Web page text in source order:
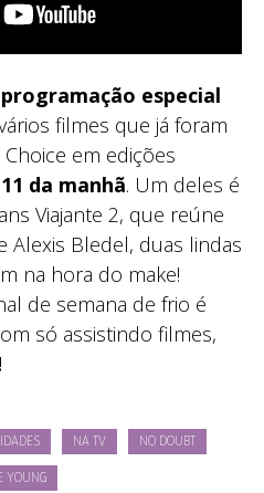
programação especial
filmes que já foram
em edições
da manhã. Um deles é
Viajante 2, que reúne
Alexis Bledel, duas lindas
na hora do make!
de semana de frio é
só assistindo filmes,
NA TV NO DOUBT
YOUNG